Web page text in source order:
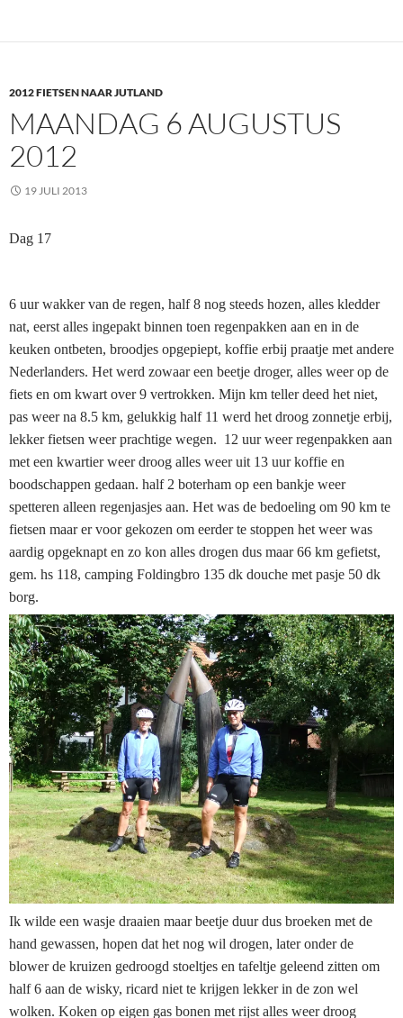
2012 FIETSEN NAAR JUTLAND
MAANDAG 6 AUGUSTUS
2012
19 JULI 2013
Dag 17
6 uur wakker van de regen, half 8 nog steeds hozen, alles kledder
nat, eerst alles ingepakt binnen toen regenpakken aan en in de
keuken ontbeten, broodjes opgepiept, koffie erbij praatje met andere
Nederlanders. Het werd zowaar een beetje droger, alles weer op de
fiets en om kwart over 9 vertrokken. Mijn km teller deed het niet,
pas weer na 8.5 km, gelukkig half 11 werd het droog zonnetje erbij,
lekker fietsen weer prachtige wegen. 12 uur weer regenpakken aan
met een kwartier weer droog alles weer uit 13 uur koffie en
boodschappen gedaan. half 2 boterham op een bankje weer
spetteren alleen regenjasjes aan. Het was de bedoeling om 90 km te
fietsen maar er voor gekozen om eerder te stoppen het weer was
aardig opgeknapt en zo kon alles drogen dus maar 66 km gefietst,
gem. hs 118, camping Foldingbro 135 dk douche met pasje 50 dk
borg.
Ik wilde een wasje draaien maar beetje duur dus broeken met de
hand gewassen, hopen dat het nog wil drogen, later onder de
blower de kruizen gedroogd stoeltjes en tafeltje geleend zitten om
half 6 aan de wisky, ricard niet te krijgen lekker in de zon wel
wolken. Koken op eigen gas bonen met rijst alles weer droog